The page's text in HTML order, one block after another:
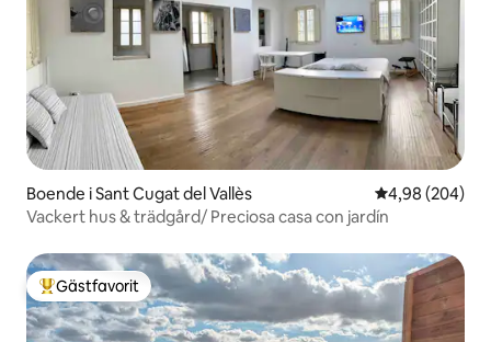
Boende i Sant Cugat del Vallès 4,98 av 5 i
4,98 (204)
Vackert hus & trädgård/ Preciosa casa con jardín
Populär gästfavorit
Gästfavorit